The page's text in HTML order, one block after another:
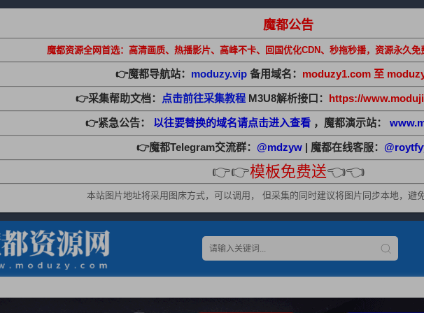
魔都公告
魔都资源全网首选：高清画质、热播影片、高峰不卡、回国优化CDN、秒拖秒播，资源永久
👉魔都导航站： moduzy.vip 备用域名： moduzy1.com 至
👉采集帮助文档： 点击前往采集教程M3U8解析接口： https://
👉紧急公告： 以往要替换的域名请点击进入查看 ，魔都演示站：
👉魔都Telegram交流群： @mdzyw| 魔都在线客服：
👉👉模板免费送👈👈
本站图片地址将采用图床方式，可以调用， 但采集的同时建议将图片同步本地，避